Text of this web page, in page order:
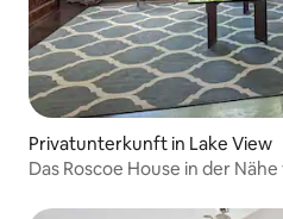
Privatunterkunft in Lake View
Das Roscoe House in der